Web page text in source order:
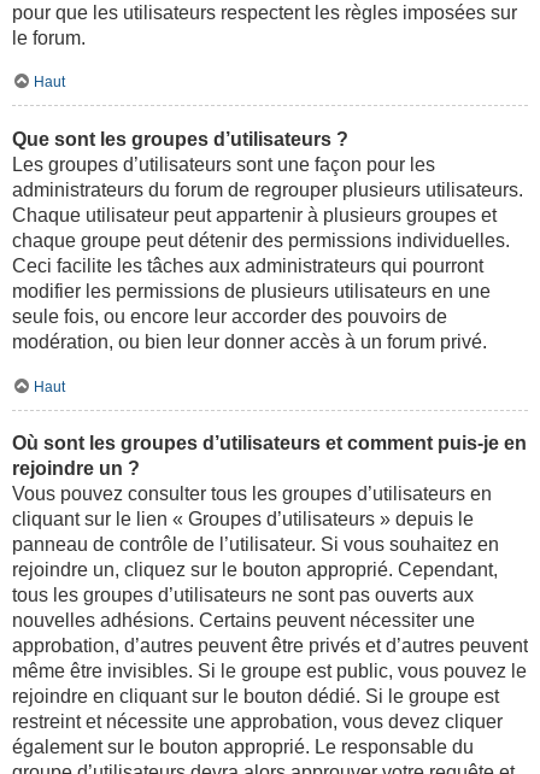
pour que les utilisateurs respectent les règles imposées sur
le forum.
Haut
Que sont les groupes d’utilisateurs ?
Les groupes d’utilisateurs sont une façon pour les
administrateurs du forum de regrouper plusieurs utilisateurs.
Chaque utilisateur peut appartenir à plusieurs groupes et
chaque groupe peut détenir des permissions individuelles.
Ceci facilite les tâches aux administrateurs qui pourront
modifier les permissions de plusieurs utilisateurs en une
seule fois, ou encore leur accorder des pouvoirs de
modération, ou bien leur donner accès à un forum privé.
Haut
Où sont les groupes d’utilisateurs et comment puis-je en
rejoindre un ?
Vous pouvez consulter tous les groupes d’utilisateurs en
cliquant sur le lien « Groupes d’utilisateurs » depuis le
panneau de contrôle de l’utilisateur. Si vous souhaitez en
rejoindre un, cliquez sur le bouton approprié. Cependant,
tous les groupes d’utilisateurs ne sont pas ouverts aux
nouvelles adhésions. Certains peuvent nécessiter une
approbation, d’autres peuvent être privés et d’autres peuvent
même être invisibles. Si le groupe est public, vous pouvez le
rejoindre en cliquant sur le bouton dédié. Si le groupe est
restreint et nécessite une approbation, vous devez cliquer
également sur le bouton approprié. Le responsable du